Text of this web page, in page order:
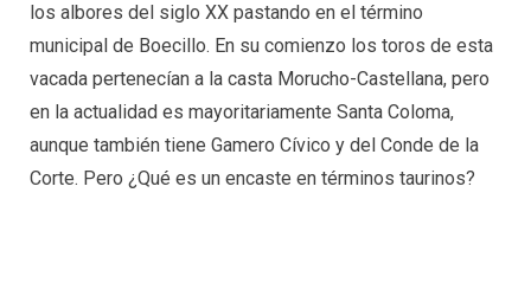
los albores del siglo XX pastando en el término
municipal de Boecillo. En su comienzo los toros de esta
vacada pertenecían a la casta Morucho-Castellana, pero
en la actualidad es mayoritariamente Santa Coloma,
aunque también tiene Gamero Cívico y del Conde de la
Corte. Pero ¿Qué es un encaste en términos taurinos?